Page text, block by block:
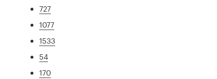
727
1077
1533
54
170